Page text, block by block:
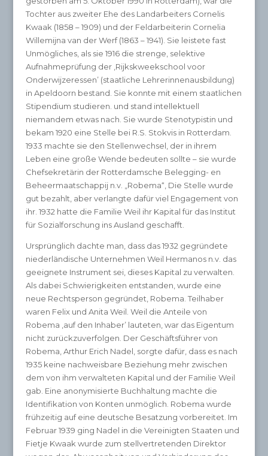
Tochter aus zweiter Ehe des Landarbeiters Cornelis
Kwaak (1858 – 1909) und der Feldarbeiterin Cornelia
Willemijna van der Werf (1863 – 1941). Sie leistete fast
Unmögliches, als sie 1916 die strenge, selektive
Aufnahmeprüfung der ,Rijkskweekschool voor
Onderwijzeressen’ (staatliche Lehrerinnenausbildung)
in Apeldoorn bestand. Sie konnte mit einem staatlichen
Stipendium studieren. und stand intellektuell
niemandem etwas nach. Sie wurde Stenotypistin und
bekam 1920 eine Stelle bei R.S. Stokvis in Rotterdam.
1933 machte sie den Stellenwechsel, der in ihrem
Leben eine große Wende bedeuten sollte – sie wurde
Chefsekretärin der Rotterdamsche Belegging- en
Beheermaatschappij n.v. „Robema“, Die Stelle wurde
gut bezahlt, aber verlangte dafür viel Engagement von
ihr. 1932 hatte die Familie Weil ihr Kapital für das Institut
für Sozialforschung ins Ausland geschafft.
Ursprünglich dachte man, dass das 1932 gegründete
niederländische Unternehmen Weil Hermanos n.v. das
geeignete Instrument sei, dieses Kapital zu verwalten.
Als dabei Schwierigkeiten entstanden, wurde eine
neue Rechtsperson gegründet, Robema. Teilhaber
waren Felix und Anita Weil. Weil die Anteile von
Robema ‚auf den Inhaber’ lauteten, war das Eigentum
nicht zurückzuverfolgen. Der Geschäftsführer von
Robema, Arthur Erich Nadel, sorgte dafür, dass es nach
1935 keine nachweisbare Beziehung mehr zwischen
dem von ihm verwalteten Kapital und der Familie Weil
gab. Eine anonymisierte Buchhaltung machte die
Identifikation von Konten unmöglich. Robema wurde
frühzeitig auf eine deutsche Besatzung vorbereitet. Im
Februar 1939 ging Nadel in die Vereinigten Staaten und
Fietje Kwaak wurde zum stellvertretenden Direktor